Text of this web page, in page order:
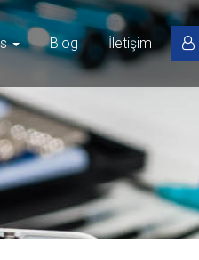
Blog İletişim